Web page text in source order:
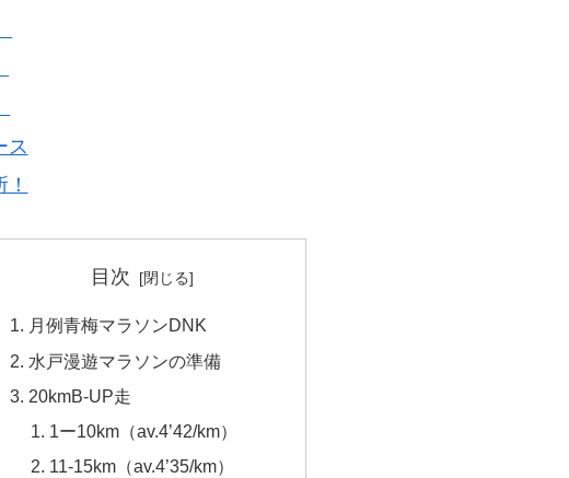
ス
目次
月例青梅マラソンDNK
水戸漫遊マラソンの準備
20kmB-UP走
1ー10km（av.4’42/km）
11-15km（av.4’35/km）